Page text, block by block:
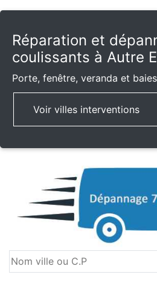
Réparation et
coulissants à Autre
Porte, fenêtre, veranda et
Voir villes interventions